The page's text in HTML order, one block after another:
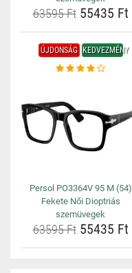
63595 Ft55435 Ft
ÚJDONSÁG KEDVEZMÉNY
Persol PO3364V 95 M (54)
Fekete Női Dioptriás
szemüvegek
63595 Ft55435 Ft